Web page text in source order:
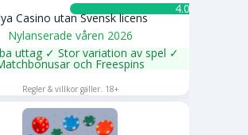
4.0 ★
Casino utan Svensk licens
Nylanserade våren 2026
uttag ✓ Stor variation av spel ✓
och Freespins
Regler & villkor gäller. 18+